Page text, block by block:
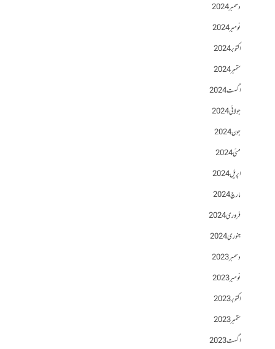
دسمبر 2024
نومبر 2024
اکتوبر 2024
ستمبر 2024
اگست 2024
جولائی 2024
جون 2024
مئی 2024
اپریل 2024
مارچ 2024
فروری 2024
جنوری 2024
دسمبر 2023
نومبر 2023
اکتوبر 2023
ستمبر 2023
اگست 2023